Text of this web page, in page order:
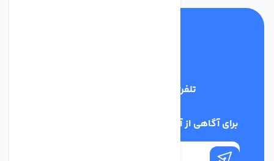
تلفن پشتیبانی
برای آگاهی از آخرین اخبار در خبرنامه ما عضو شوید